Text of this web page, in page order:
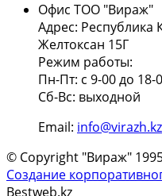
Офис ТОО "Вираж"
Адрес: Республика
Желтоксан 15Г
Режим работы:
Пн-Пт: с 9-00 до 18-
Сб-Вс: выходной
Email: info@virazh.kz
© Copyright "Вираж"
Создание
Bestweb.kz